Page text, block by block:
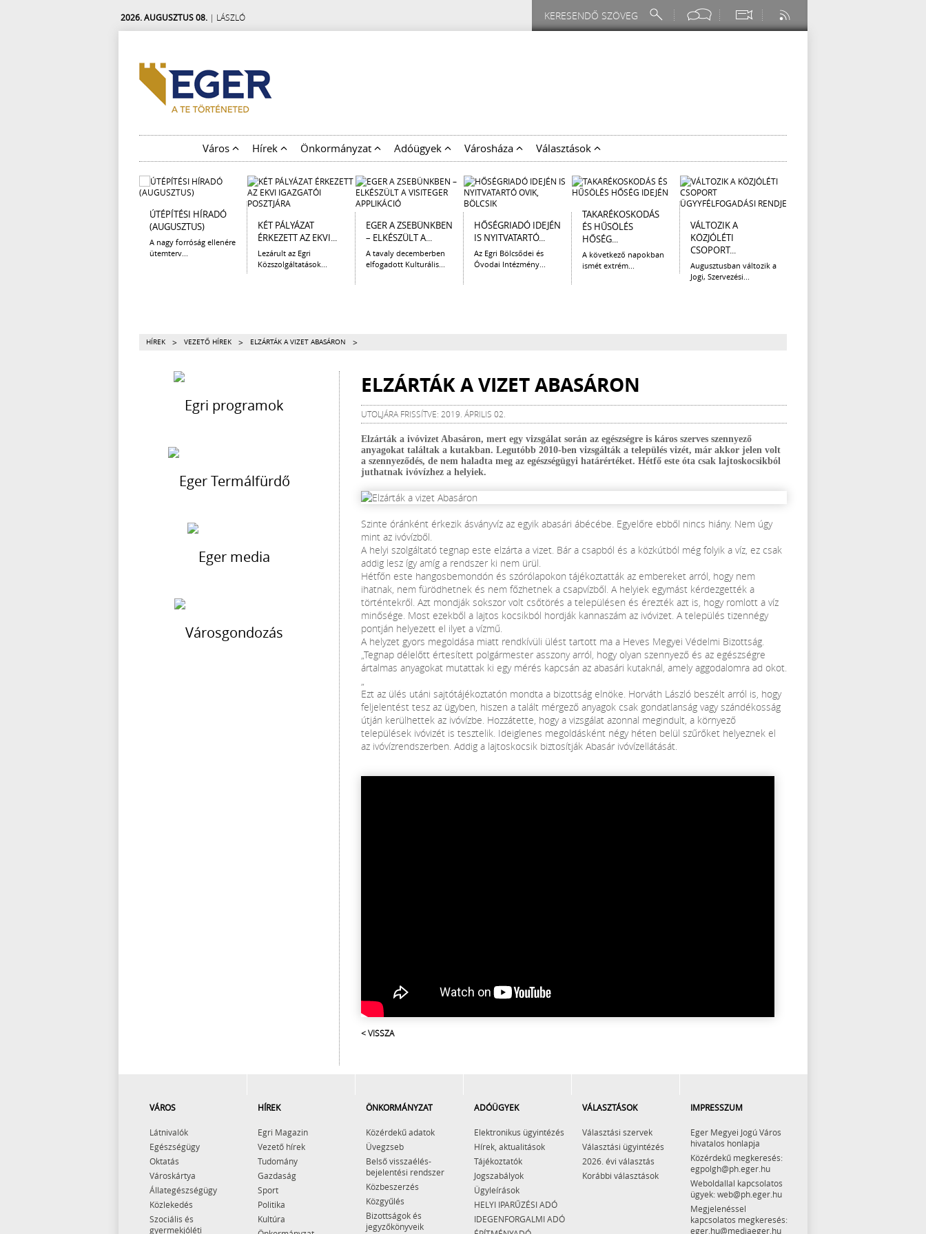
2026. AUGUSZTUS 08. | LÁSZLÓ
Város Hírek Önkormányzat Adóügyek Városháza Választások
ÚTÉPÍTÉSI HÍRADÓ
(AUGUSZTUS)
A nagy forróság ellenére
ütemterv...
KÉT PÁLYÁZAT
ÉRKEZETT AZ EKVI...
Lezárult az Egri
Közszolgáltatások...
EGER A ZSEBÜNKBEN
– ELKÉSZÜLT A...
A tavaly decemberben
elfogadott Kulturális...
HŐSÉGRIADÓ IDEJÉN
IS NYITVATARTÓ...
Az Egri Bölcsődei és
Óvodai Intézmény...
TAKARÉKOSKODÁS
ÉS HŰSÖLÉS
HŐSÉG...
A következő napokban
ismét extrém...
VÁLTOZIK A
KÖZJÓLÉTI
CSOPORT...
Augusztusban változik a
Jogi, Szervezési...
HÍREK > VEZETŐ HÍREK > ELZÁRTÁK A VIZET ABASÁRON >
ELZÁRTÁK A VIZET ABASÁRON
UTOLJÁRA FRISSÍTVE: 2019. ÁPRILIS 02.
Elzárták a ivóvizet Abasáron, mert egy vizsgálat során az egészségre is káros szerves szennyező
anyagokat találtak a kutakban. Legutóbb 2010-ben vizsgálták a település vizét, már akkor jelen volt
a szennyeződés, de nem haladta meg az egészségügyi határértéket. Hétfő este óta csak lajtoskocsikból
juthatnak ivóvízhez a helyiek.
Szinte óránként érkezik ásványvíz az egyik abasári ábécébe. Egyelőre ebből nincs hiány. Nem úgy
mint az ivóvízből.
A helyi szolgáltató tegnap este elzárta a vizet. Bár a csapból és a közkútból még folyik a víz, ez csak
addig lesz így amíg a rendszer ki nem ürül.
Hétfőn este hangosbemondón és szórólapokon tájékoztatták az embereket arról, hogy nem
ihatnak, nem fürödhetnek és nem főzhetnek a csapvízből. A helyiek egymást kérdezgették a
történtekről. Azt mondják sokszor volt csőtörés a településen és érezték azt is, hogy romlott a víz
minősége. Most ezekből a lajtos kocsikból hordják kannaszám az ivóvizet. A település tizennégy
pontján helyezett el ilyet a vízmű.
A helyzet gyors megoldása miatt rendkívüli ülést tartott ma a Heves Megyei Védelmi Bizottság.
„Tegnap délelőtt értesített polgármester asszony arról, hogy olyan szennyező és az egészségre
ártalmas anyagokat mutattak ki egy mérés kapcsán az abasári kutaknál, amely aggodalomra ad okot.
„
Ezt az ülés utáni sajtótájékoztatón mondta a bizottság elnöke. Horváth László beszélt arról is, hogy
feljelentést tesz az ügyben, hiszen a talált mérgező anyagok csak gondatlanság vagy szándékosság
útján kerülhettek az ivóvízbe. Hozzátette, hogy a vizsgálat azonnal megindult, a környező
települések ivóvizét is tesztelik. Ideiglenes megoldásként négy héten belül szűrőket helyeznek el
az ivóvízrendszerben. Addig a lajtoskocsik biztosítják Abasár ivóvízellátását.
< VISSZA
VÁROS
Látnivalók
Egészségügy
Oktatás
Városkártya
Állategészségügy
Közlekedés
Szociális és
gyermekjóléti
HÍREK
Egri Magazin
Vezető hírek
Tudomány
Gazdaság
Sport
Politika
Kultúra
ÖNKORMÁNYZAT
Közérdekű adatok
Üvegzseb
Belső visszaélés-
bejelentési rendszer
Közbeszerzés
Közgyűlés
Bizottságok és
jegyzőkönyveik
ADÓÜGYEK
Elektronikus ügyintézés
Hírek, aktualitások
Tájékoztatók
Jogszabályok
Ügyleírások
HELYI IPARŰZÉSI ADÓ
IDEGENFORGALMI ADÓ
VÁLASZTÁSOK
Választási szervek
Választási ügyintézés
2026. évi választás
Korábbi választások
IMPRESSZUM
Eger Megyei Jogú Város
hivatalos honlapja
Közérdekű megkeresés:
egpolgh@ph.eger.hu
Weboldallal kapcsolatos
ügyek: web@ph.eger.hu
Megjelenéssel
kapcsolatos megkeresés:
eger.hu@mediaeger.hu